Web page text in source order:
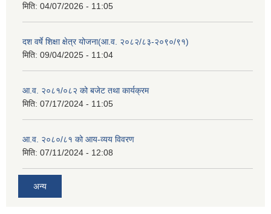
मिति: 04/07/2026 - 11:05
दश वर्षे शिक्षा क्षेत्र योजना(आ.व. २०८२/८३-२०९०/९१)
मिति: 09/04/2025 - 11:04
आ.व. २०८१/०८२ को बजेट तथा कार्यक्रम
मिति: 07/17/2024 - 11:05
आ.व. २०८०/८१ को आय-व्यय विवरण
मिति: 07/11/2024 - 12:08
अन्य